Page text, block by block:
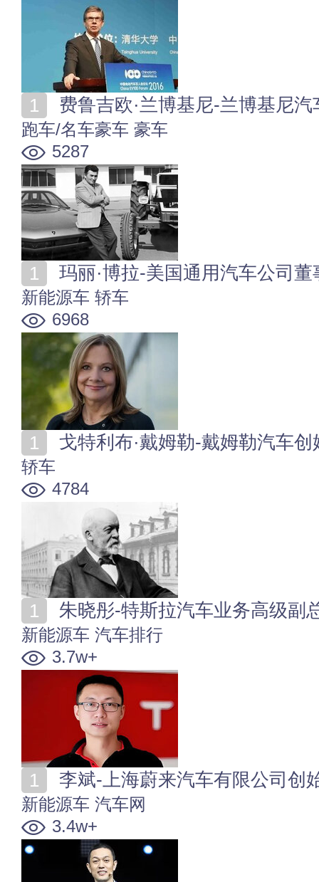
费鲁吉欧·兰博基尼-兰博基尼
跑车/名车豪车 豪车
5287
玛丽·博拉-美国通用汽车公司
新能源车 轿车
6968
戈特利布·戴姆勒-戴姆勒汽车创
轿车
4784
朱晓彤-特斯拉汽车业务高级副
新能源车 汽车排行
3.7w+
李斌-上海蔚来汽车有限公司创
新能源车 汽车网
3.4w+